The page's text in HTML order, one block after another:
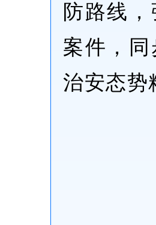
防路线
案件，
治安态势